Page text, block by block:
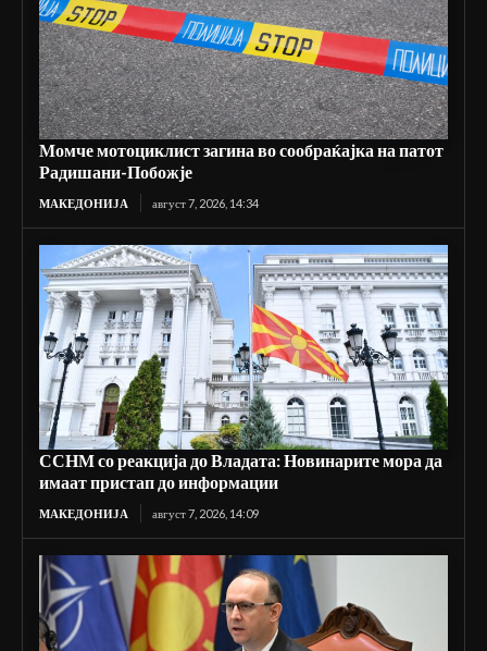
Момче мотоциклист загина во сообраќајка на патот
Радишани-Побожје
МАКЕДОНИЈА август 7, 2026, 14:34
ССНМ со реакција до Владата: Новинарите мора да
имаат пристап до информации
МАКЕДОНИЈА август 7, 2026, 14:09